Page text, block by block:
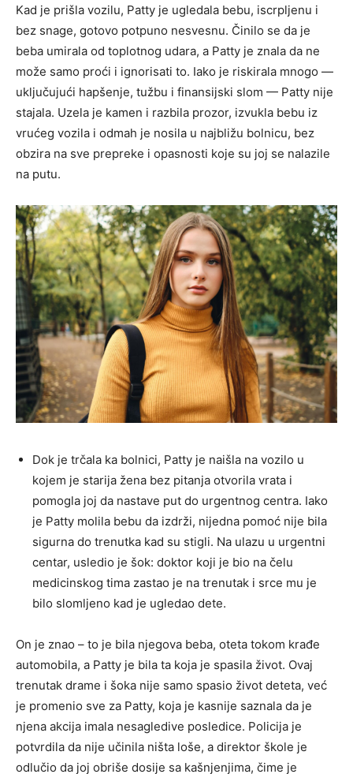
Kad je prišla vozilu, Patty je ugledala bebu, iscrpljenu i
bez snage, gotovo potpuno nesvesnu. Činilo se da je
beba umirala od toplotnog udara, a Patty je znala da ne
može samo proći i ignorisati to. Iako je riskirala mnogo —
uključujući hapšenje, tužbu i finansijski slom — Patty nije
stajala. Uzela je kamen i razbila prozor, izvukla bebu iz
vrućeg vozila i odmah je nosila u najbližu bolnicu, bez
obzira na sve prepreke i opasnosti koje su joj se nalazile
na putu.
Dok je trčala ka bolnici, Patty je naišla na vozilo u
kojem je starija žena bez pitanja otvorila vrata i
pomogla joj da nastave put do urgentnog centra. Iako
je Patty molila bebu da izdrži, nijedna pomoć nije bila
sigurna do trenutka kad su stigli. Na ulazu u urgentni
centar, usledio je šok: doktor koji je bio na čelu
medicinskog tima zastao je na trenutak i srce mu je
bilo slomljeno kad je ugledao dete.
On je znao – to je bila njegova beba, oteta tokom krađe
automobila, a Patty je bila ta koja je spasila život. Ovaj
trenutak drame i šoka nije samo spasio život deteta, već
je promenio sve za Patty, koja je kasnije saznala da je
njena akcija imala nesagledive posledice. Policija je
potvrdila da nije učinila ništa loše, a direktor škole je
odlučio da joj obriše dosije sa kašnjenjima, čime je